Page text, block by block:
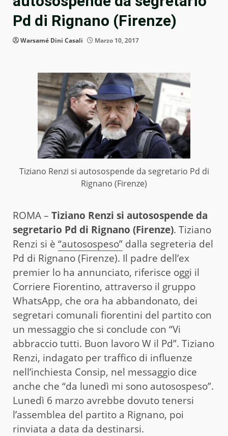
Pd di Rignano (Firenze)
Warsamé Dini Casali Marzo 10, 2017
Tiziano Renzi si autosospende da segretario Pd di
Rignano (Firenze)
ROMA – Tiziano Renzi si autosospende da
segretario Pd di Rignano (Firenze). Tiziano
Renzi si è “autosospeso” dalla segreteria del
Pd di Rignano (Firenze). Il padre dell’ex
premier lo ha annunciato, riferisce oggi il
Corriere Fiorentino, attraverso il gruppo
WhatsApp, che ora ha abbandonato, dei
segretari comunali fiorentini del partito con
un messaggio che si conclude con “Vi
abbraccio tutti. Buon lavoro W il Pd”. Tiziano
Renzi, indagato per traffico di influenze
nell’inchiesta Consip, nel messaggio dice
anche che “da lunedì mi sono autosospeso”.
Lunedì 6 marzo avrebbe dovuto tenersi
l’assemblea del partito a Rignano, poi
rinviata a data da destinarsi.